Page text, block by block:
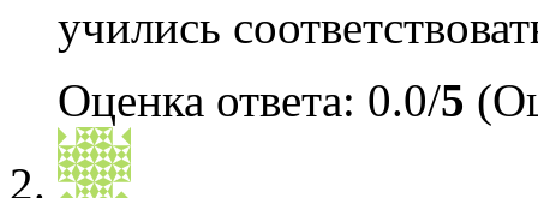
учились
Оценка ответа: 0.0/5